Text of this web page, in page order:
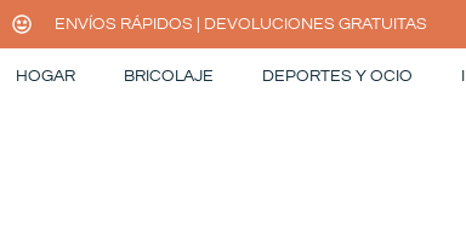
ENVÍOS RÁPIDOS | DEVOLUCIONES GRATUITAS
HOGAR BRICOLAJE DEPORTES Y OCIO